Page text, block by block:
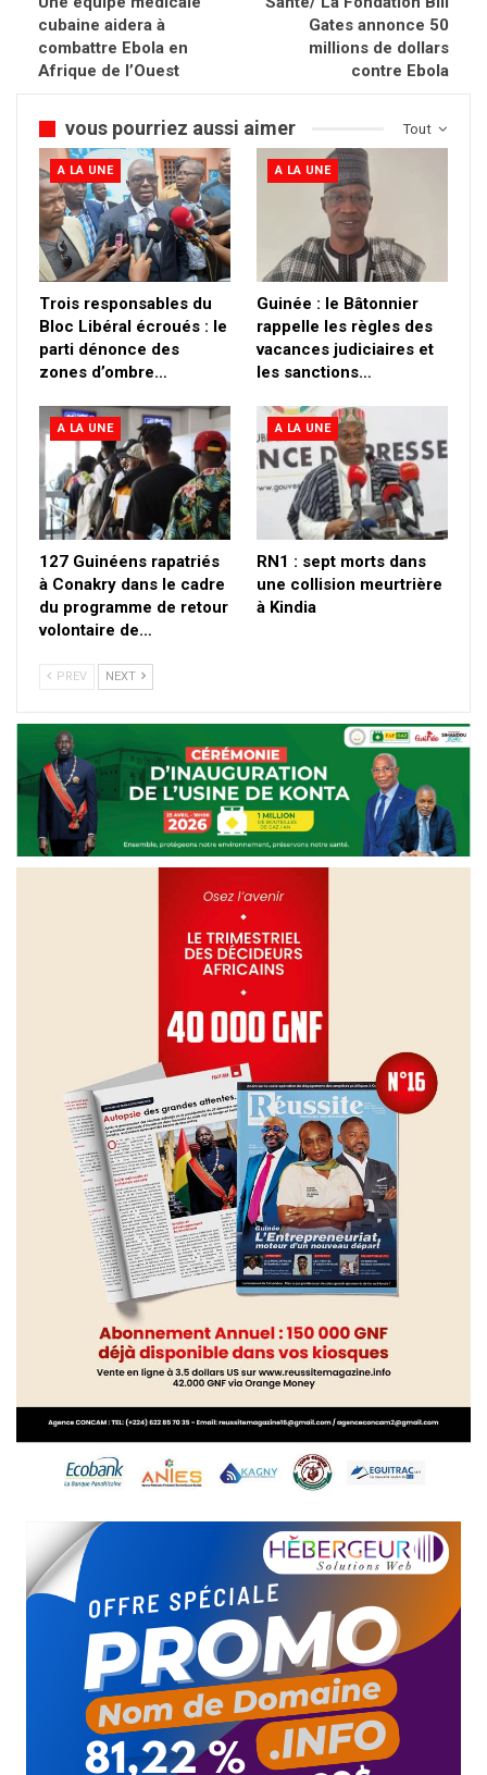
cubaine aidera à
combattre Ebola en
Afrique de l’Ouest
Gates annonce 50
millions de dollars
contre Ebola
Tout
vous pourriez aussi aimer
A LA UNE
Trois responsables du
Bloc Libéral écroués : le
parti dénonce des
zones d’ombre…
A LA UNE
Guinée : le Bâtonnier
rappelle les règles des
vacances judiciaires et
les sanctions…
A LA UNE
127 Guinéens rapatriés
à Conakry dans le cadre
du programme de retour
volontaire de…
A LA UNE
RN1 : sept morts dans
une collision meurtrière
à Kindia
PREV NEXT